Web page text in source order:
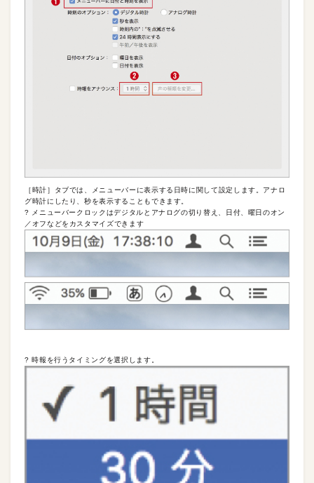
［時計］タブでは、メニューバーに表示する日時に関して設定します。アナロ
グ時計にしたり、秒を表示することもできます。
? メニューバークロックはデジタルとアナログの切り替え、日付、曜日のオン
／オフなどをカスタマイズできます
? 時報を行うタイミングを選択します。